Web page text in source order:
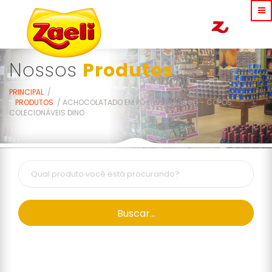
Nossos Produtos
PRINCIPAL
PRODUTOS
ACHOCOLATADO EM PÓ ENERGIA 300G - COPOS
COLECIONÁVEIS DINO
Buscar...